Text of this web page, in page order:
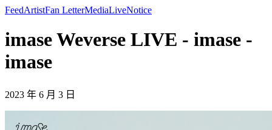
FeedArtistFan LetterMediaLiveNotice
imase Weverse LIVE - imase -
imase
2023 年 6 月 3 日